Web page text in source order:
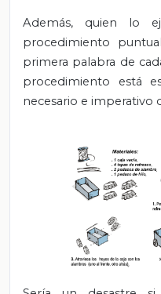
Además, quien lo
procedimiento
primera palabra de
procedimiento está
necesario e imperativo